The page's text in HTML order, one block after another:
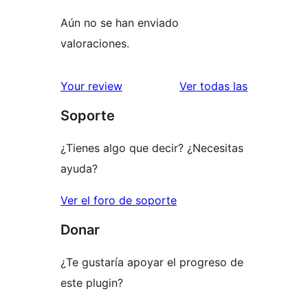
Aún no se han enviado
valoraciones.
Your review Ver todas las
Soporte
¿Tienes algo que decir? ¿Necesitas
ayuda?
Ver el foro de soporte
Donar
¿Te gustaría apoyar el progreso de
este plugin?